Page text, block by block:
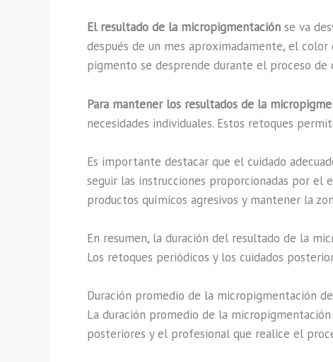
El resultado de la micropigmentación se va
después de un mes aproximadamente, el
pigmento se desprende durante el proceso de
Para mantener los resultados de la
necesidades individuales. Estos retoques
Es importante destacar que el cuidado
seguir las instrucciones proporcionadas por el
productos químicos agresivos y mantener la
En resumen, la duración del resultado de la
Los retoques periódicos y los cuidados
Duración promedio de la micropigmentación
La duración promedio de la
posteriores y el profesional que realice el